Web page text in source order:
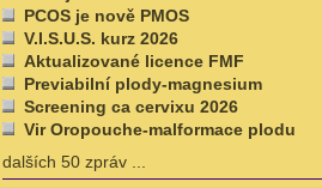
PCOS je nově PMOS
V.I.S.U.S. kurz 2026
Aktualizované licence FMF
Previabilní plody-magnesium
Screening ca cervixu 2026
Vir Oropouche-malformace plodu
dalších 50 zpráv ...